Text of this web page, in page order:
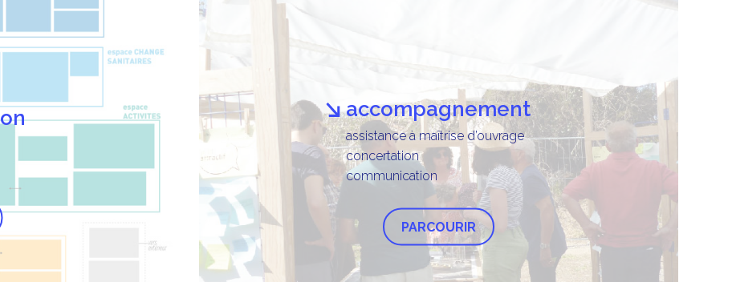
accompagnement
assistance à maîtrise d’ouvrage
concertation
communication
PARCOURIR